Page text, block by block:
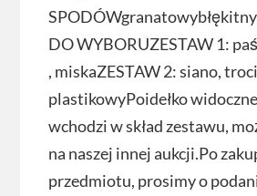
DO WYBORUZESTAW 1:
, miskaZESTAW 2: siano,
plastikowyPoidełko
wchodzi w skład zestawu,
na naszej innej aukcji.Po
przedmiotu, prosimy o